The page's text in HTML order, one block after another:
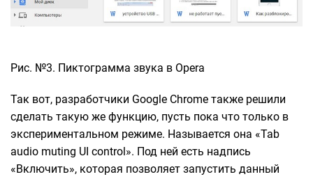
Рис. №3. Пиктограмма звука в Opera
Так вот, разработчики Google Chrome также решили
сделать такую же функцию, пусть пока что только в
экспериментальном режиме. Называется она «Tab
audio muting UI control». Под ней есть надпись
«Включить», которая позволяет запустить данный